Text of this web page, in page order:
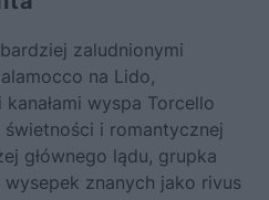
zaludnionymi
na Lido,
wyspa Torcello
i romantycznej
głównego lądu, grupka
znanych jako rivus